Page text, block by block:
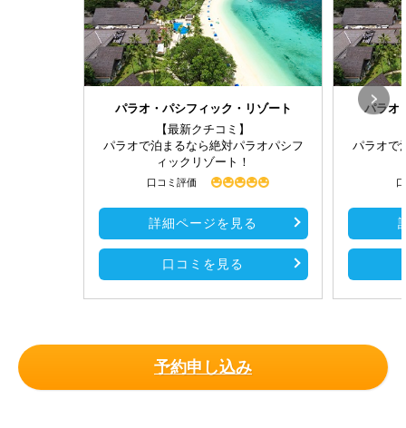
パラオ・パシフィック・リゾート
【最新クチコミ】
パラオで泊まるなら絶対パラオパシフ
ィックリゾート！
口コミ評価
詳細ページを見る
口コミを見る
パラオ
パラオで
予約申し込み